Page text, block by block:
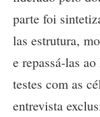
parte foi
las estrutura,
e repassá-las
testes com as
entrevista